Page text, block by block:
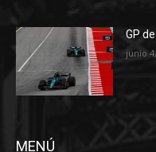
GP
junio
MENÚ